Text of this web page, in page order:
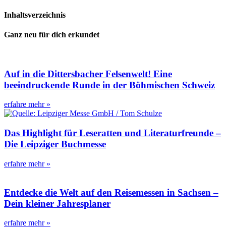
Inhaltsverzeichnis
Ganz neu für dich erkundet
Auf in die Dittersbacher Felsenwelt! Eine
beeindruckende Runde in der Böhmischen Schweiz
erfahre mehr »
Das Highlight für Leseratten und Literaturfreunde –
Die Leipziger Buchmesse
erfahre mehr »
Entdecke die Welt auf den Reisemessen in Sachsen –
Dein kleiner Jahresplaner
erfahre mehr »